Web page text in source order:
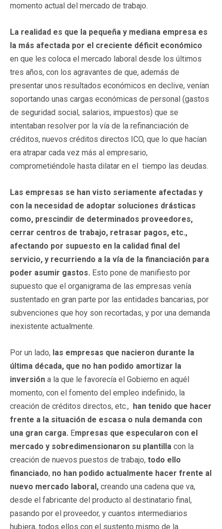
momento actual del mercado de trabajo.
La realidad es que la pequeña y mediana empresa es
la más afectada por el creciente déficit económico
en que les coloca el mercado laboral desde los últimos
tres años, con los agravantes de que, además de
presentar unos resultados económicos en declive, venían
soportando unas cargas económicas de personal (gastos
de seguridad social, salarios, impuestos) que se
intentaban resolver por la vía de la refinanciación de
créditos, nuevos créditos directos ICO, que lo que hacían
era atrapar cada vez más al empresario,
comprometiéndole hasta dilatar en el tiempo las deudas.
Las empresas se han visto seriamente afectadas y
con la necesidad de adoptar soluciones drásticas
como, prescindir de determinados proveedores,
cerrar centros de trabajo, retrasar pagos, etc.,
afectando por supuesto en la calidad final del
servicio, y recurriendo a la vía de la financiación para
poder asumir gastos. Esto pone de manifiesto por
supuesto que el organigrama de las empresas venía
sustentado en gran parte por las entidades bancarias, por
subvenciones que hoy son recortadas, y por una demanda
inexistente actualmente.
Por un lado, las empresas que nacieron durante la
última década, que no han podido amortizar la
inversión a la que le favorecía el Gobierno en aquél
momento, con el fomento del empleo indefinido, la
creación de créditos directos, etc., han tenido que hacer
frente a la situación de escasa o nula demanda con
una gran carga. Empresas que especularon con el
mercado y sobredimensionaron su plantilla con la
creación de nuevos puestos de trabajo, todo ello
financiado, no han podido actualmente hacer frente al
nuevo mercado laboral, creando una cadena que va,
desde el fabricante del producto al destinatario final,
pasando por el proveedor, y cuantos intermediarios
hubiera, todos ellos con el sustento mismo de la